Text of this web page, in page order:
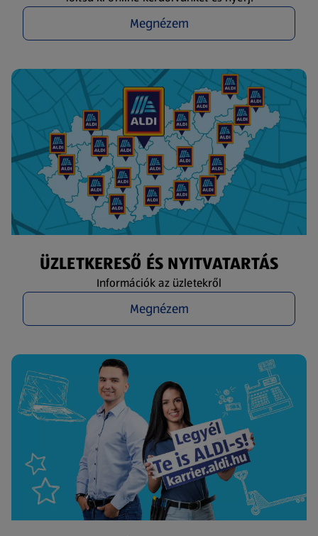
Megnézem
ÜZLETKERESŐ ÉS NYITVATARTÁS
Információk az üzletekről
Megnézem